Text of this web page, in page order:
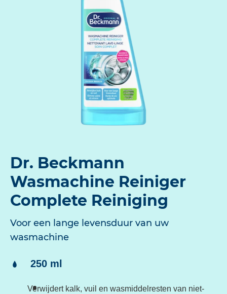
Dr. Beckmann
Wasmachine Reiniger
Complete Reiniging
Voor een lange levensduur van uw
wasmachine
Inhoud:
250 ml
Verwijdert kalk, vuil en wasmiddelresten van niet-